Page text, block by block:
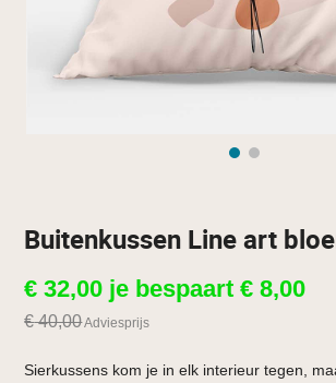
Buitenkussen Line art
€ 32,00 je bespaart€ 8,00
€40,00Adviesprijs
Sierkussens kom je in elk interieur tegen,